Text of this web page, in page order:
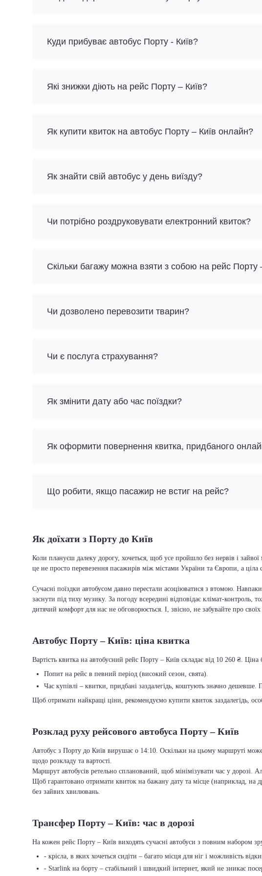
Куди прибуває автобус Порту - Київ?
Які знижки діють на рейс Порту – Київ?
Як купити квиток на автобус Порту – Київ онлайн?
Як знайти свій автобус у день виїзду?
Чи потрібно роздруковувати електронний квиток?
Скільки багажу можна взяти з собою на рейс Порту
Чи дозволено перевозити тварин?
Чи є послуга страхування?
Як змінити дату або час поїздки?
Як оформити повернення квитка, придбаного
Що робити, якщо пасажир не встиг на рейс?
Як доїхати з Порту до Київ
Коли плануєш далеку дорогу, хочеться, щоб усе пройшло без нервів і
це не просто перевезення пасажирів між містами України та Європи, а
Сучасні поїздки автобусом давно перестали асоціюватися з втомою.
заснути під тиху музику. За погоду всередині відповідає клімат-контроль,
дитячий комфорт для нас не обговорюється. І, звісно, не забувайте про
Автобус Порту – Київ: ціна квитка
Вартість квитка на автобусний рейс Порту – Київ складає від 10 260 ₴.
Попит на рейс в певний період (високий сезон, свята).
Час купівлі – квитки, придбані заздалегідь, коштують значно
Щоб отримати найкращі ціни, рекомендуємо купити квиток заздалегідь,
Розклад руху рейсового автобуса Порту – Київ
Автобус з Порту до Київ вирушає о 14:10. Оскільки на цьому маршруті може
щодо розкладу та вартості.
Маршрут автобусів ретельно спланований, щоб мінімізувати час у дорозі.
Щоб гарантовано отримати квиток на бажану дату та місце (наприклад, на
без зайвих хвилювань.
Трансфер Порту – Київ: час в дорозі
На кожен рейс Порту – Київ виходять сучасні автобуси з повним набором
- крісла, в яких хочеться сидіти – багато місця для ніг і можливість
- Starlink на борту – стабільний і швидкий інтернет, який не зникає